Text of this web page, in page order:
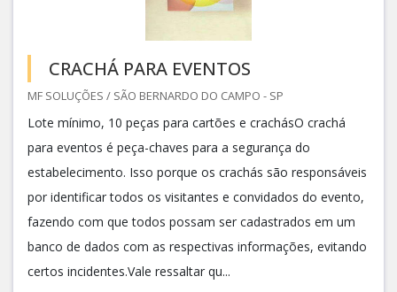
CRACHÁ PARA EVENTOS
MF SOLUÇÕES / SÃO BERNARDO DO CAMPO - SP
Lote mínimo, 10 peças para cartões e crachásO crachá
para eventos é peça-chaves para a segurança do
estabelecimento. Isso porque os crachás são responsáveis
por identificar todos os visitantes e convidados do evento,
fazendo com que todos possam ser cadastrados em um
banco de dados com as respectivas informações, evitando
certos incidentes.Vale ressaltar qu...